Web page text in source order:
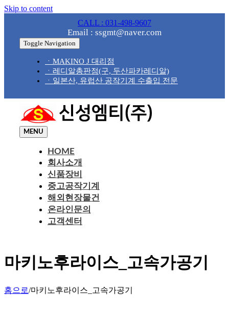
Skip to content
CALL : 031-498-9607
Email : ssgmt@naver.com
Toggle Navigation
ㆍMAKINO J 대리점
ㆍ레디알총판점(구, 두산파카레디알)
ㆍ일본산, 유럽산 공작기계 수출입 전문
MENU
HOME
회사소개
신품장비
중고공작기계
해외현장물건
온라인문의
고객센터
마키노후라이스_고속가공기
홈으로/마키노후라이스_고속가공기